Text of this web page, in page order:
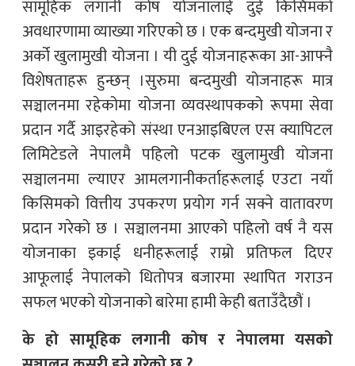
सामूहिक लगानी कोष योजनालाई दुई किसिमको
अवधारणामा व्याख्या गरिएको छ । एक बन्दमुखी योजना र
अर्को खुलामुखी योजना । यी दुई योजनाहरूका आ-आफ्नै
विशेषताहरू हुन्छन् ।सुरुमा बन्दमुखी योजनाहरू मात्र
सञ्चालनमा रहेकोमा योजना व्यवस्थापकको रूपमा सेवा
प्रदान गर्दै आइरहेको संस्था एनआइबिएल एस क्यापिटल
लिमिटेडले नेपालमै पहिलो पटक खुलामुखी योजना
सञ्चालनमा ल्याएर आमलगानीकर्ताहरूलाई एउटा नयाँ
किसिमको वित्तीय उपकरण प्रयोग गर्न सक्ने वातावरण
प्रदान गरेको छ । सञ्चालनमा आएको पहिलो वर्ष नै यस
योजनाका इकाई धनीहरूलाई राम्रो प्रतिफल दिएर
आफूलाई नेपालको धितोपत्र बजारमा स्थापित गराउन
सफल भएको योजनाको बारेमा हामी केही बताउँदैछौं ।
के हो सामूहिक लगानी कोष र नेपालमा यसको